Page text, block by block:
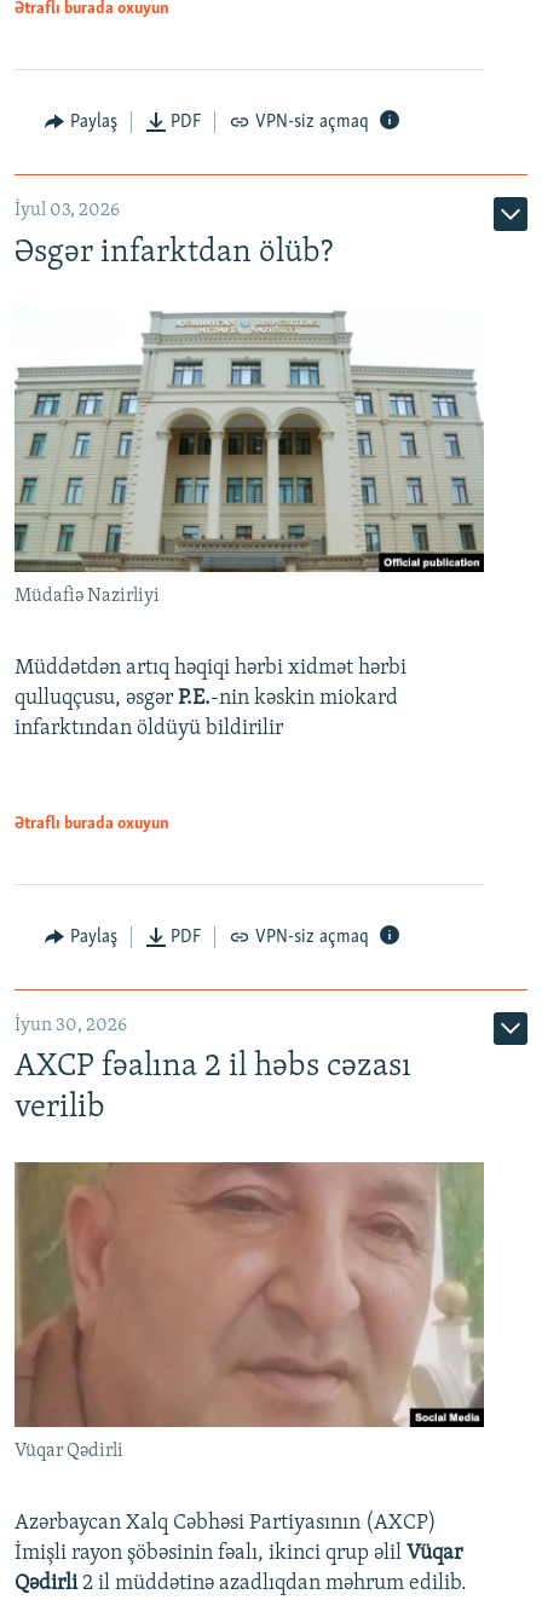
Auto 240p 360p 480p
720p 1080p
Ətraflı burada oxuyun
Paylaş PDF VPN-siz açmaq
İyul 03, 2026
Əsgər infarktdan ölüb?
Müdafiə Nazirliyi
Müddətdən artıq həqiqi hərbi xidmət hərbi
qulluqçusu, əsgər P.E.-nin kəskin miokard
infarktından öldüyü bildirilir
Ətraflı burada oxuyun
Paylaş PDF VPN-siz açmaq
İyun 30, 2026
AXCP fəalına 2 il həbs cəzası
verilib
Vüqar Qədirli
Azərbaycan Xalq Cəbhəsi Partiyasının (AXCP)
İmişli rayon şöbəsinin fəalı, ikinci qrup əlil Vüqar
Qədirli2 il müddətinə azadlıqdan məhrum edilib.